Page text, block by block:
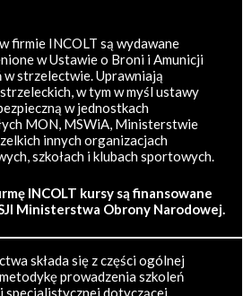
firmie INCOLT są wydawane
w Ustawie o Broni i Amunicji
w strzelectwie. Uprawniają
w tym w myśl ustawy
w jednostkach
MON, MSWiA, Ministerstwie
innych organizacjach
szkołach i klubach sportowych.
INCOLT kursy są finansowane
Ministerstwa Obrony Narodowej.
składa się z części ogólnej
prowadzenia szkoleń